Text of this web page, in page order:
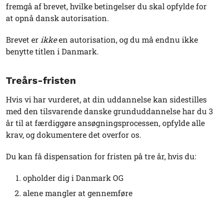
fremgå af brevet, hvilke betingelser du skal opfylde for
at opnå dansk autorisation.
Brevet er ikkeen autorisation, og du må endnu ikke
benytte titlen i Danmark.
Treårs-fristen
Hvis vi har vurderet, at din uddannelse kan sidestilles
med den tilsvarende danske grunduddannelse har du 3
år til at færdiggøre ansøgningsprocessen, opfylde alle
krav, og dokumentere det overfor os.
Du kan få dispensation for fristen på tre år, hvis du:
opholder dig i Danmark OG
alene mangler at gennemføre